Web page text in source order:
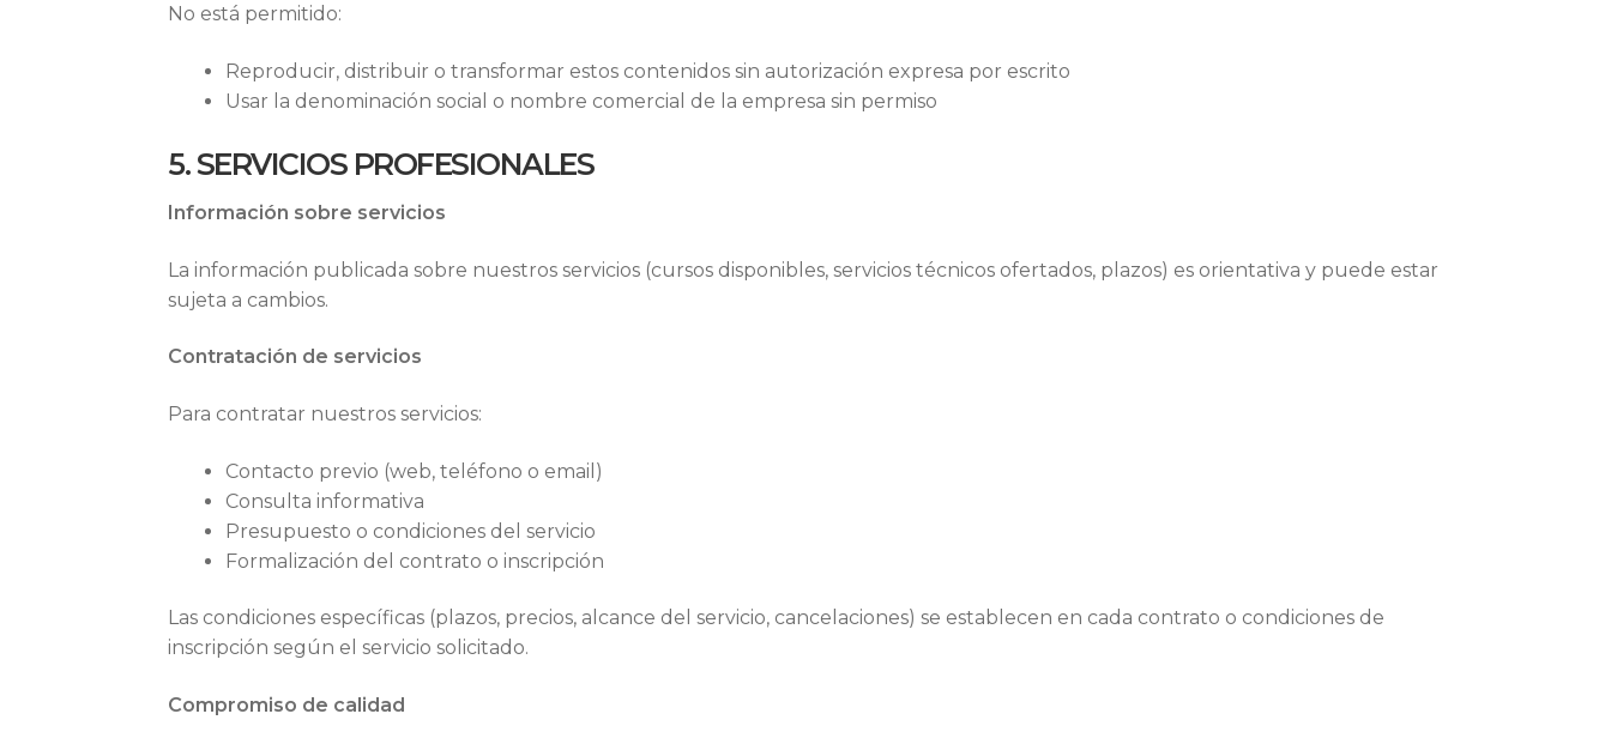
No está permitido:
Reproducir, distribuir o transformar estos contenidos sin autorización expresa por escrito
Usar la denominación social o nombre comercial de la empresa sin permiso
5. SERVICIOS PROFESIONALES
Información sobre servicios
La información publicada sobre nuestros servicios (cursos disponibles, servicios técnicos ofertados, plazos) es orientativa y puede estar
sujeta a cambios.
Contratación de servicios
Para contratar nuestros servicios:
Contacto previo (web, teléfono o email)
Consulta informativa
Presupuesto o condiciones del servicio
Formalización del contrato o inscripción
Las condiciones específicas (plazos, precios, alcance del servicio, cancelaciones) se establecen en cada contrato o condiciones de
inscripción según el servicio solicitado.
Compromiso de calidad